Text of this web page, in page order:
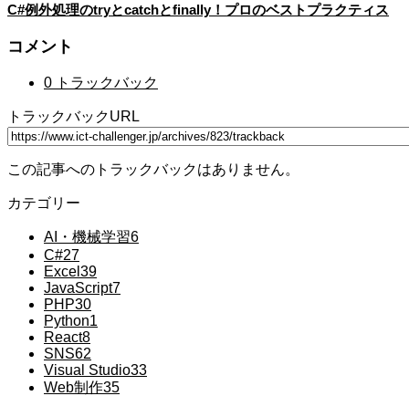
C#例外処理のtryとcatchとfinally！プロのベストプラクティス
コメント
0 トラックバック
トラックバックURL
この記事へのトラックバックはありません。
カテゴリー
AI・機械学習6
C#27
Excel 39
JavaScript7
PHP30
Python1
React8
SNS62
Visual Studio33
Web制作35